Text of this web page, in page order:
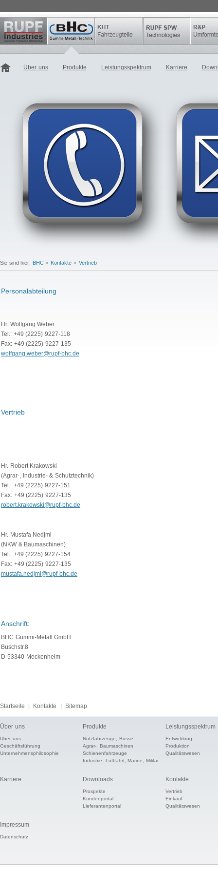
Über uns Produkte Leistungsspektrum Karriere
Sie sind hier: BHC» Kontakte » Vertrieb
Personalabteilung
Hr. Wolfgang Weber
Tel.: +49 (2225) 9227-118
Fax: +49 (2225) 9227-135
wolfgang.weber@rupf-bhc.de
Vertrieb
Hr. Robert Krakowski
(Agrar-, Industrie- & Schutztechnik)
Tel.: +49 (2225) 9227-151
Fax: +49 (2225) 9227-135
robert.krakowski@rupf-bhc.de
Hr. Mustafa Nedjmi
(NKW & Baumaschinen)
Tel.: +49 (2225) 9227-154
Fax: +49 (2225) 9227-135
mustafa.nedjmi@rupf-bhc.de
Anschrift:
BHC Gummi-Metall GmbH
Buschstr.8
D-53340 Meckenheim
Startseite Kontakte Sitemap
Über uns
Über uns
Geschäftsführung
Unternehmensphilosophie
Produkte
Nutzfahrzeuge, Busse
Agrar-, Baumaschinen
Schienenfahrzeuge
Industrie, Luftfahrt, Marine, Militär
Leistungsspektrum
Entwicklung
Produktion
Qualitätswesen
Karriere Downloads
Prospekte
Kundenportal
Lieferantenportal
Kontakte
Vertrieb
Einkauf
Qualitätswesen
Impressum
Datenschutz